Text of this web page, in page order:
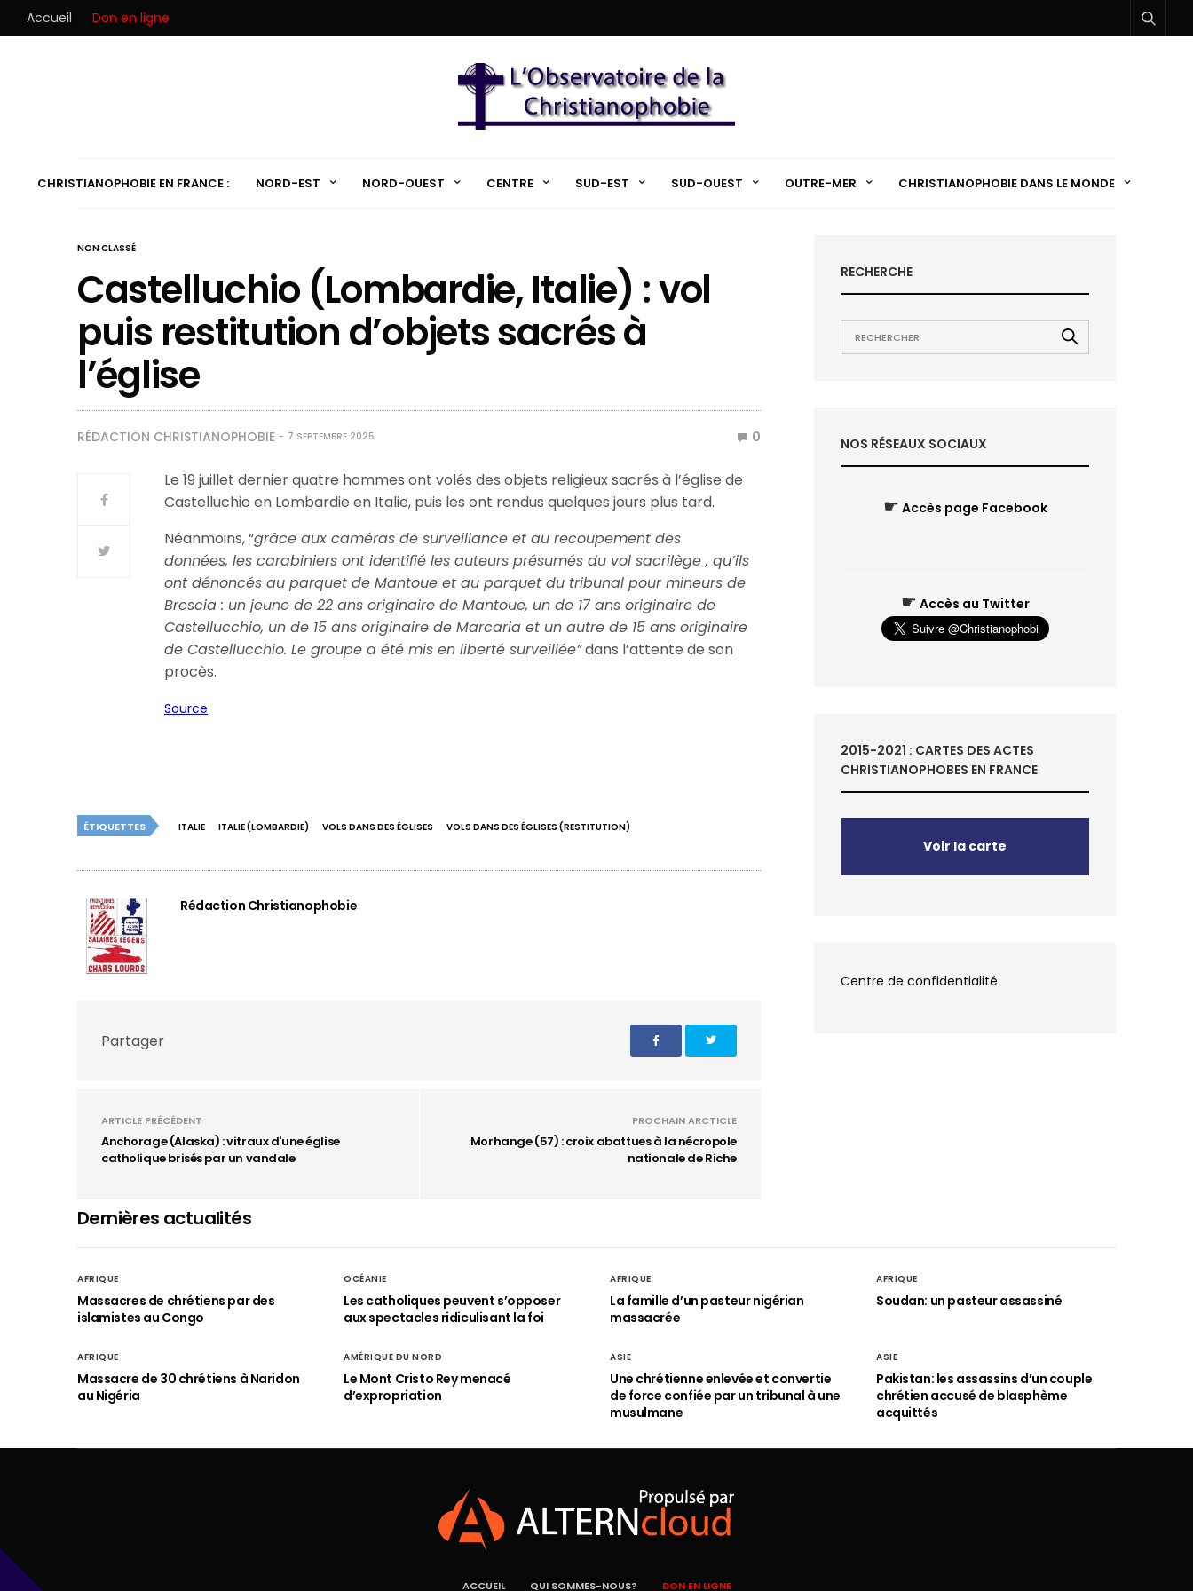
Accueil Don en ligne
CHRISTIANOPHOBIE EN FRANCE : NORD-EST NORD-OUEST CENTRE SUD-EST SUD-OUEST OUTRE-MER CHRISTIANOPHOBIE DANS LE MONDE
NON CLASSÉ
Castelluchio (Lombardie, Italie) : vol
puis restitution d’objets sacrés à
l’église
RÉDACTION CHRISTIANOPHOBIE 7 SEPTEMBRE 2025 0
Le 19 juillet dernier quatre hommes ont volés des objets religieux sacrés à l’église de
Castelluchio en Lombardie en Italie, puis les ont rendus quelques jours plus tard.
Néanmoins, “grâce aux caméras de surveillance et au recoupement des
données,les carabiniers ont identifié les auteurs présumés du vol sacrilège, qu’ils
ont dénoncés au parquet de Mantoue et au parquet du tribunal pour mineurs de
Brescia : un jeune de 22 ans originaire de Mantoue, un de 17 ans originaire de
Castellucchio, un de 15 ans originaire de Marcaria et un autre de 15 ans originaire
de Castellucchio.Le groupe a été mis en liberté surveillée”dans l’attente de son
procès.
Source
ÉTIQUETTES ITALIE ITALIE (LOMBARDIE) VOLS DANS DES ÉGLISES VOLS DANS DES ÉGLISES (RESTITUTION)
Rédaction Christianophobie
Partager
ARTICLE PRÉCÉDENT
Anchorage (Alaska) : vitraux d'une église
catholique brisés par un vandale
PROCHAIN ARCTICLE
Morhange (57) : croix abattues à la nécropole
nationale de Riche
RECHERCHE
NOS RÉSEAUX SOCIAUX
☛ Accès page Facebook
☛ Accès au Twitter
2015-2021 : CARTES DES ACTES
CHRISTIANOPHOBES EN FRANCE
Voir la carte
Centre de confidentialité
Dernières actualités
AFRIQUE
Massacres de chrétiens par des
islamistes au Congo
OCÉANIE
Les catholiques peuvent s’opposer
aux spectacles ridiculisant la foi
AFRIQUE
La famille d’un pasteur nigérian
massacrée
AFRIQUE
Soudan: un pasteur assassiné
AFRIQUE
Massacre de 30 chrétiens à Naridon
au Nigéria
AMÉRIQUE DU NORD
Le Mont Cristo Rey menacé
d’expropriation
ASIE
Une chrétienne enlevée et convertie
de force confiée par un tribunal à une
musulmane
ASIE
Pakistan: les assassins d’un couple
chrétien accusé de blasphème
acquittés
ACCUEIL QUI SOMMES-NOUS? DON EN LIGNE